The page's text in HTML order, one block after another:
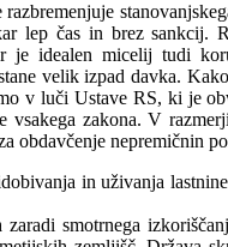
lep čas in brez sankcij.
je idealen micelij tudi
velik izpad davka.
v luči Ustave RS, ki je
vsakega zakona. V
obdavčenje nepremičnin
in uživanja
smotrnega